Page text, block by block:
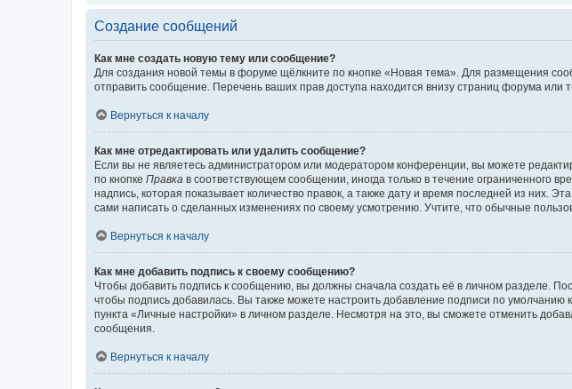
Создание сообщений
Как мне создать новую тему или сообщение?
Для создания новой темы в форуме щёлкните по кнопке «Новая тема». Для размещения
отправить сообщение. Перечень ваших прав доступа находится внизу страниц форума
Вернуться к началу
Как мне отредактировать или удалить сообщение?
Если вы не являетесь администратором или модератором конференции, вы можете
по кнопке Правка в соответствующем сообщении, иногда только в течение ограниченного
надпись, которая показывает количество правок, а также дату и время последней из них.
сами написать о сделанных изменениях по своему усмотрению. Учтите, что обычные
Вернуться к началу
Как мне добавить подпись к своему сообщению?
Чтобы добавить подпись к сообщению, вы должны сначала создать её в личном разделе.
чтобы подпись добавилась. Вы также можете настроить добавление подписи по
пункта «Личные настройки» в личном разделе. Несмотря на это, вы сможете отменить
сообщения.
Вернуться к началу